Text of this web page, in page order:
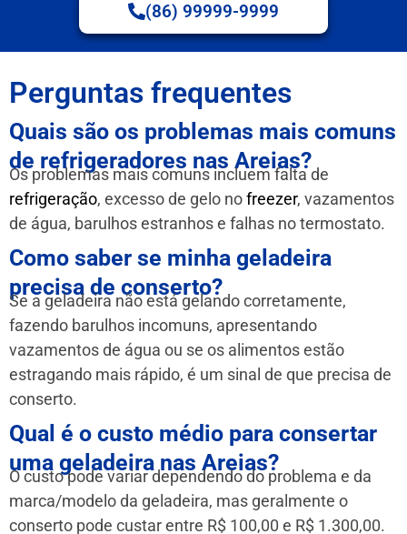
(86) 99999-9999
Perguntas frequentes
Quais são os problemas mais comuns
de refrigeradores nas Areias?
Os problemas mais comuns incluem falta de
refrigeração, excesso de gelo nofreezer, vazamentos
de água, barulhos estranhos e falhas no termostato.
Como saber se minha geladeira
precisa de conserto?
Se a geladeira não está gelando corretamente,
fazendo barulhos incomuns, apresentando
vazamentos de água ou se os alimentos estão
estragando mais rápido, é um sinal de que precisa de
conserto.
Qual é o custo médio para consertar
uma geladeira nas Areias?
O custo pode variar dependendo do problema e da
marca/modelo da geladeira, mas geralmente o
conserto pode custar entre R$ 100,00 e R$ 1.300,00.